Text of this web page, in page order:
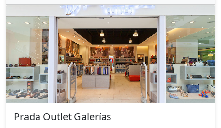
Prada Outlet Galerías